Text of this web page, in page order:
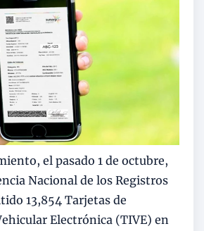
el pasado 1 de octubre,
Nacional de los Registros
13,854 Tarjetas de
Electrónica (TIVE) en